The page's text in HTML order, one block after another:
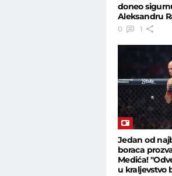
doneo
Aleksandru
u Areni?
0 1
Jedan od
boraca
Medića!
u kraljevstvo